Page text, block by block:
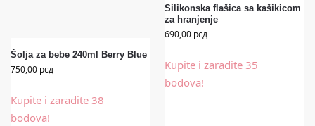
Šolja za bebe 240ml Berry Blue
750,00 рсд
Kupite i zaradite 38
bodova!
Silikonska flašica sa kašikicom
za hranjenje
690,00 рсд
Kupite i zaradite 35
bodova!